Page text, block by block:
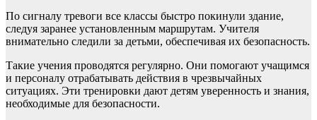
По сигналу тревоги все классы быстро покинули здание,
следуя заранее установленным маршрутам. Учителя
внимательно следили за детьми, обеспечивая их безопасность.
Такие учения проводятся регулярно. Они помогают учащимся
и персоналу отрабатывать действия в чрезвычайных
ситуациях. Эти тренировки дают детям уверенность и знания,
необходимые для безопасности.